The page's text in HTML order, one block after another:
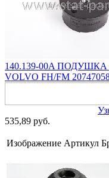
140.139-00A
VOLVO FH/FM
535,89 руб.
Изображение Артикул